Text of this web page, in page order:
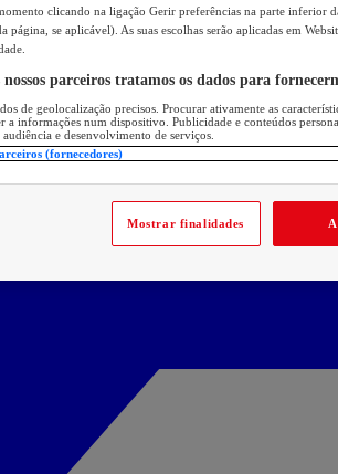
clicando na ligação Gerir preferências na parte inferior
página, se aplicável). As suas escolhas serão aplicadas em
nossos parceiros tratamos os dados para
de geolocalização precisos. Procurar ativamente as
a informações num dispositivo. Publicidade e conteúdos
audiência e desenvolvimento de serviços.
(fornecedores)
Mostrar finalidades